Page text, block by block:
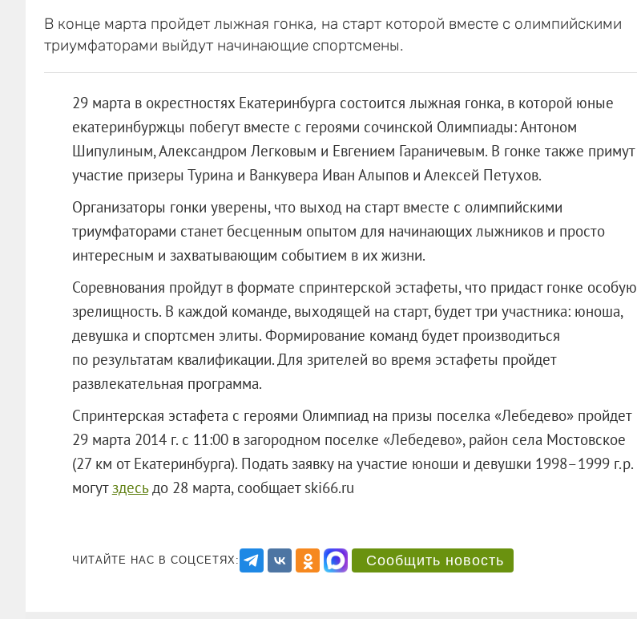
В конце марта пройдет лыжная гонка, на старт которой вместе с олимпийскими
триумфаторами выйдут начинающие спортсмены.
29 марта в окрестностях Екатеринбурга состоится лыжная гонка, в которой юные
екатеринбуржцы побегут вместе с героями сочинской Олимпиады: Антоном
Шипулиным, Александром Легковым и Евгением Гараничевым. В гонке также примут
участие призеры Турина и Ванкувера Иван Алыпов и Алексей Петухов.
Организаторы гонки уверены, что выход на старт вместе с олимпийскими
триумфаторами станет бесценным опытом для начинающих лыжников и просто
интересным и захватывающим событием в их жизни.
Соревнования пройдут в формате спринтерской эстафеты, что придаст гонке особую
зрелищность. В каждой команде, выходящей на старт, будет три участника: юноша,
девушка и спортсмен элиты. Формирование команд будет производиться
по результатам квалификации. Для зрителей во время эстафеты пройдет
развлекательная программа.
Спринтерская эстафета с героями Олимпиад на призы поселка «Лебедево» пройдет
29 марта 2014 г. с 11:00 в загородном поселке «Лебедево», район села Мостовское
(27 км от Екатеринбурга). Подать заявку на участие юноши и девушки 1998–1999 г.р.
могут здесьдо 28 марта, сообщает ski66.ru
ЧИТАЙТЕ НАС В СОЦСЕТЯХ: Сообщить новость